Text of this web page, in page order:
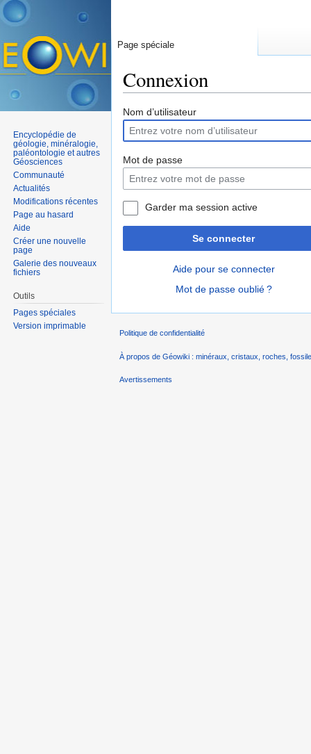
Connexion
Nom d’utilisateur
Mot de passe
Garder ma session active
Se connecter
Aide pour se connecter
Mot de passe oublié ?
Page spéciale
Encyclopédie de
géologie, minéralogie,
paléontologie et autres
Géosciences
Communauté
Actualités
Modifications récentes
Page au hasard
Aide
Créer une nouvelle
page
Galerie des nouveaux
fichiers
Outils
Pages spéciales
Version imprimable
Politique de confidentialité
À propos de Géowiki : minéraux, cristaux, roches,
Avertissements